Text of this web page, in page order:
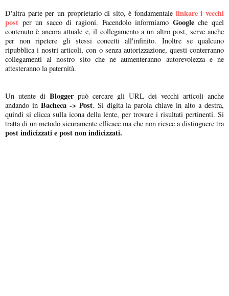
D'altra parte per un proprietario di sito, è fondamentale linkare i vecchi
post per un sacco di ragioni. Facendolo informiamo Googleche quel
contenuto è ancora attuale e, il collegamento a un altro post, serve anche
per non ripetere gli stessi concetti all'infinito. Inoltre se qualcuno
ripubblica i nostri articoli, con o senza autorizzazione, questi conterranno
collegamenti al nostro sito che ne aumenteranno autorevolezza e ne
attesteranno la paternità.
Un utente di Bloggerpuò cercare gli URL dei vecchi articoli anche
andando inBacheca -> Post. Si digita la parola chiave in alto a destra,
quindi si clicca sulla icona della lente, per trovare i risultati pertinenti. Si
tratta di un metodo sicuramente efficace ma che non riesce a distinguere tra
post indicizzati e post non indicizzati.